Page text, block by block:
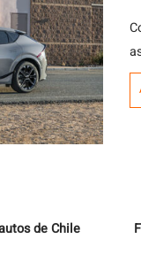
de Chile